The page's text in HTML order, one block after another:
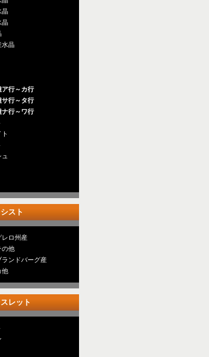
晶
晶
水晶
ア行～カ行
サ行～タ行
ナ行～ワ行
スト
レロ州産
の他
ンドバーグ産
他
ット